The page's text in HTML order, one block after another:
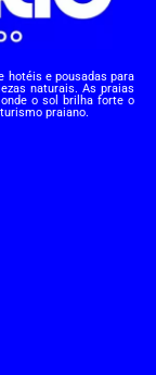
hotéis e pousadas para
naturais. As praias
o sol brilha forte o
praiano.